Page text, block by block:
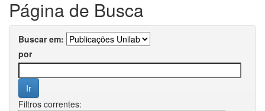
Página de Busca
Buscar em:
por
Filtros correntes: